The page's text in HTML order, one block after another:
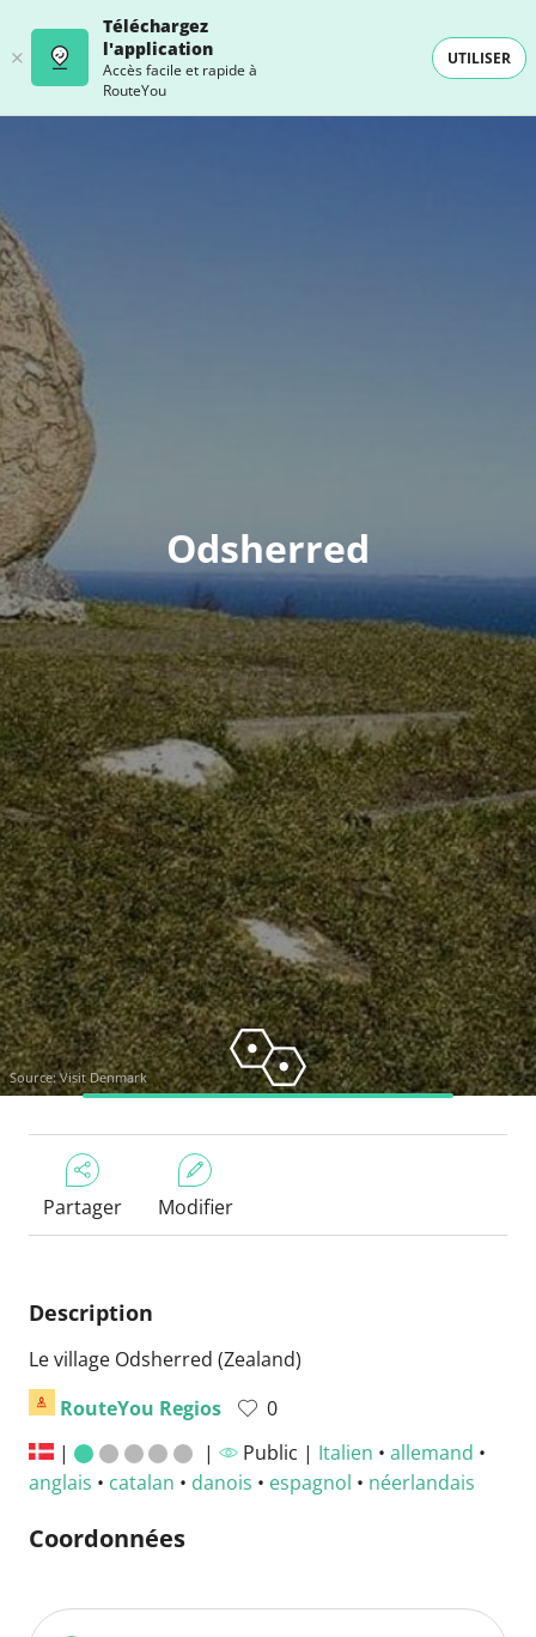
Téléchargez
l'application
Accès facile et rapide à
RouteYou
UTILISER
Odsherred
Source:Visit Denmark
Partager Modifier
Description
Le village Odsherred (Zealand)
RouteYou Regios
0
|
| Public | Italien • allemand •
anglais • catalan • danois • espagnol • néerlandais
Coordonnées